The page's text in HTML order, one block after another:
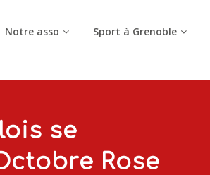
Notre asso Sport à Grenoble
se
Rose